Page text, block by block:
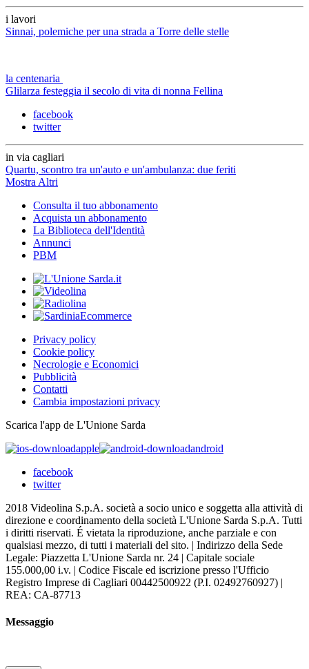
i lavori
Sinnai, polemiche per una strada a Torre delle stelle
la centenaria
Glilarza festeggia il secolo di vita di nonna Fellina
facebook
twitter
in via cagliari
Quartu, scontro tra un'auto e un'ambulanza: due feriti
Mostra Altri
Consulta il tuo abbonamento
Acquista un abbonamento
La Biblioteca dell'Identità
Annunci
PBM
Privacy policy
Cookie policy
Necrologie e Economici
Pubblicità
Contatti
Cambia impostazioni privacy
Scarica l'app de L'Unione Sarda
apple
android
facebook
twitter
2018 Videolina S.p.A. società a socio unico e soggetta alla attività di
direzione e coordinamento della società L'Unione Sarda S.p.A. Tutti
i diritti riservati. É vietata la riproduzione, anche parziale e con
qualsiasi mezzo, di tutti i materiali del sito. | Indirizzo della Sede
Legale: Piazzetta L'Unione Sarda nr. 24 | Capitale sociale
155.000,00 i.v. | Codice Fiscale ed iscrizione presso l'Ufficio
Registro Imprese di Cagliari 00442500922 (P.I. 02492760927) |
REA: CA-87713
Messaggio